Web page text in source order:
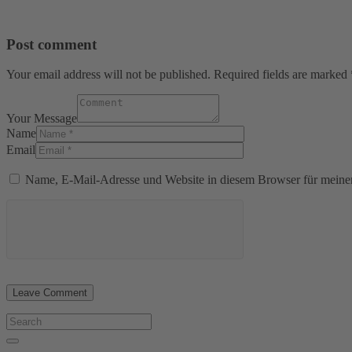
Post comment
Your email address will not be published. Required fields are marked
Your Message
Name
Email
Name, E-Mail-Adresse und Website in diesem Browser für